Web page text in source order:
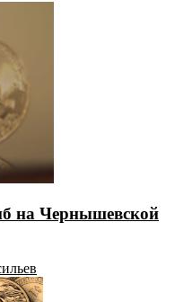
на Чернышевской